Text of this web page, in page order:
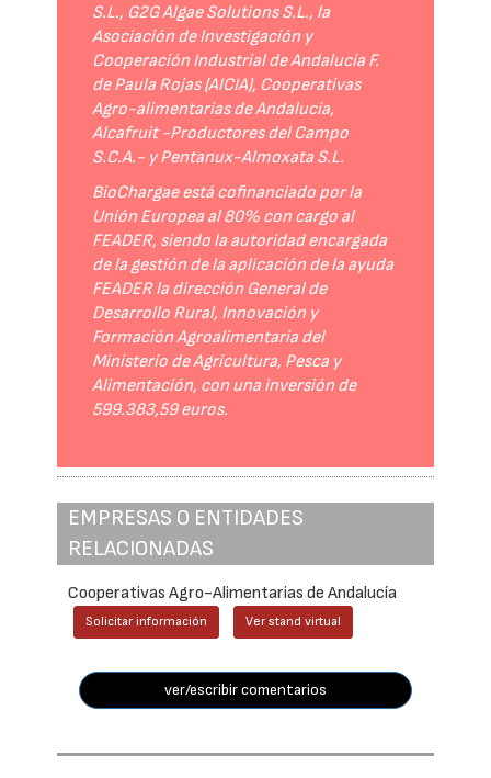
S.L., G2G Algae Solutions S.L., la
Asociación de Investigación y
Cooperación Industrial de Andalucía F.
de Paula Rojas (AICIA), Cooperativas
Agro-alimentarias de Andalucía,
Alcafruit -Productores del Campo
S.C.A.- y Pentanux-Almoxata S.L.
BioChargae está cofinanciado por la
Unión Europea al 80% con cargo al
FEADER, siendo la autoridad encargada
de la gestión de la aplicación de la ayuda
FEADER la dirección General de
Desarrollo Rural, Innovación y
Formación Agroalimentaria del
Ministerio de Agricultura, Pesca y
Alimentación, con una inversión de
599.383,59 euros.
EMPRESAS O ENTIDADES
RELACIONADAS
Cooperativas Agro-Alimentarias de Andalucía
Solicitar información Ver stand virtual
ver/escribir comentarios